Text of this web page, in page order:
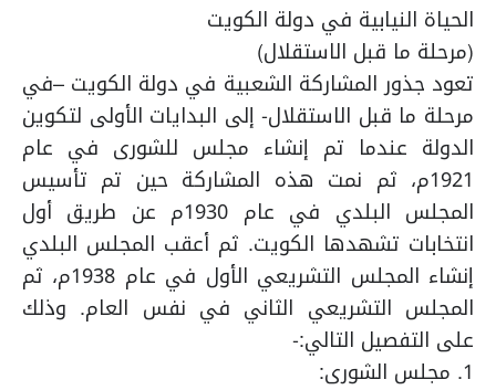
الحياة النيابية في دولة الكويت
(مرحلة ما قبل الاستقلال)
تعود جذور المشاركة الشعبية في دولة الكويت –في
مرحلة ما قبل الاستقلال- إلى البدايات الأولى لتكوين
الدولة عندما تم إنشاء مجلس للشورى في عام
1921م، ثم نمت هذه المشاركة حين تم تأسيس
المجلس البلدي في عام 1930م عن طريق أول
انتخابات تشهدها الكويت. ثم أعقب المجلس البلدي
إنشاء المجلس التشريعي الأول في عام 1938م، ثم
المجلس التشريعي الثاني في نفس العام. وذلك
على التفصيل التالي:-
1. مجلس الشورى: